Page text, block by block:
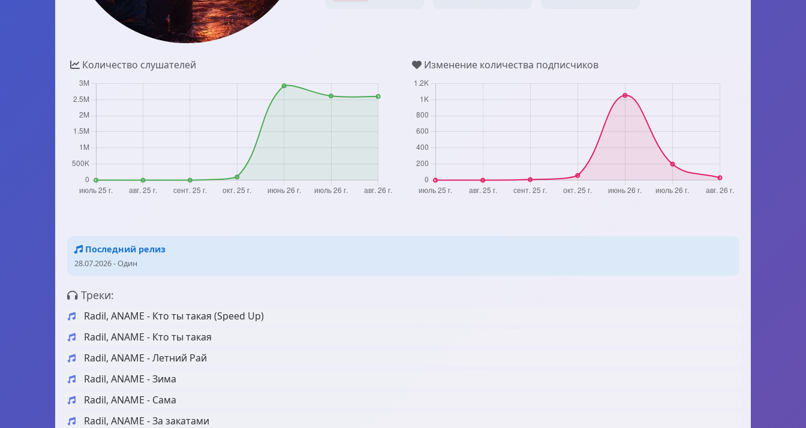
Количество слушателей Изменение количества подписчиков
Последний релиз
28.07.2026 - Один
Треки:
Radil, ANAME - Кто ты такая (Speed Up)
Radil, ANAME - Кто ты такая
Radil, ANAME - Летний Рай
Radil, ANAME - Зима
Radil, ANAME - Сама
Radil, ANAME - За закатами